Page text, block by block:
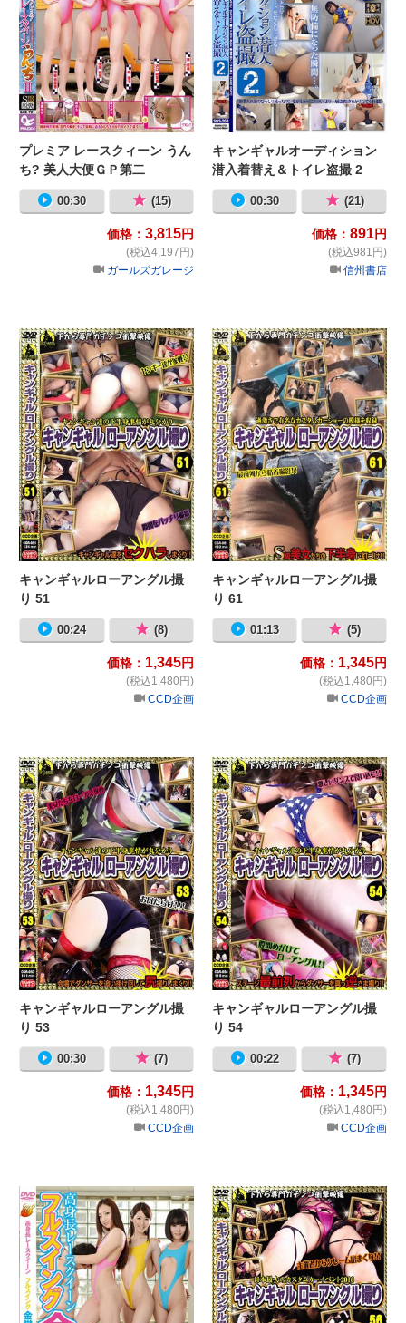
プレミア レースクィーン うん
ち? 美人大便ＧＰ第二
弾！！！ ハイレグ美女５人！
人生初の排泄公開！
00:30 (15)
価格： 3,815円
(税込4,197円)
ガールズガレージ
キャンギャルオーディション
潜入着替え＆トイレ盗撮 2
00:30 (21)
価格： 891円
(税込981円)
信州書店
キャンギャルローアングル撮り 51
キャンギャルローアングル撮
り 51
00:24 (8)
価格： 1,345円
(税込1,480円)
CCD企画
キ
キャンギャルローアングル撮
り 61
01:13 (5)
価格： 1,345円
(税込1,480円)
CCD企画
キャンギャルローアングル撮り 53
キャンギャルローアングル撮
り 53
00:30 (7)
価格： 1,345円
(税込1,480円)
CCD企画
キ
キャンギャルローアングル撮
り 54
00:22 (7)
価格： 1,345円
(税込1,480円)
CCD企画
高身長レースクイーン フルスイン
キ